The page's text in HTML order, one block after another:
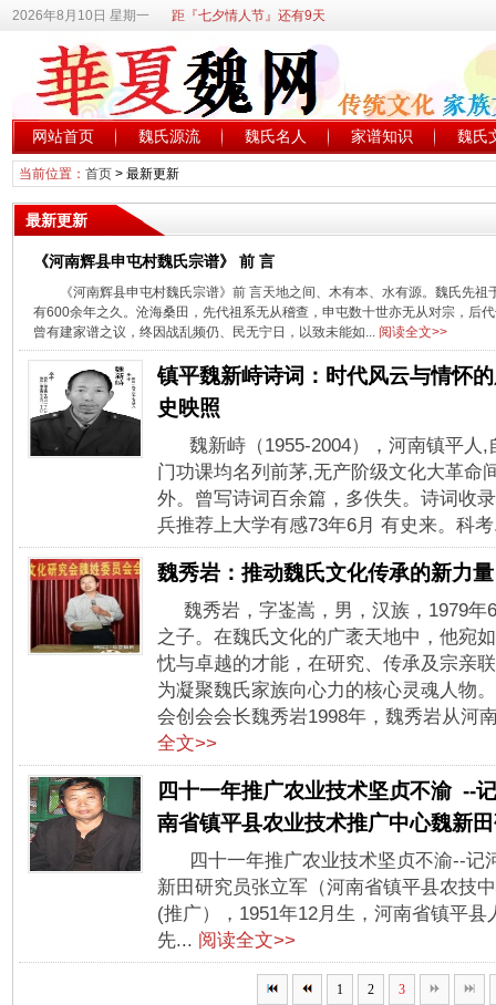
2026年8月10日 星期一 距『七夕情人节』还有9天
网站首页 魏氏源流 魏氏名人 家谱知识 魏氏
当前位置： 首页> 最新更新
最新更新
《河南辉县申屯村魏氏宗谱》 前 言
《河南辉县申屯村魏氏宗谱》前 言天地之间、木有本、水有源。魏氏先
有600余年之久。沧海桑田，先代祖系无从稽查，申屯数十世亦无从对宗，后
曾有建家谱之议，终因战乱频仍、民无宁日，以致未能如... 阅读全文>>
镇平魏新峙诗词：时代风云与情怀
史映照
魏新峙（1955-2004），河南镇平人
门功课均名列前茅,无产阶级文化大革命
外。曾写诗词百余篇，多佚失。诗词收
兵推荐上大学有感73年6月 有史来。科
魏秀岩：推动魏氏文化传承的新力量
魏秀岩，字崟嵩，男，汉族，1979
之子。在魏氏文化的广袤天地中，他宛
忱与卓越的才能，在研究、传承及宗亲
为凝聚魏氏家族向心力的核心灵魂人物
会创会会长魏秀岩1998年，魏秀岩从河
全文>>
四十一年推广农业技术坚贞不渝 --
南省镇平县农业技术推广中心魏新
四十一年推广农业技术坚贞不渝--记
新田研究员张立军（河南省镇平县农
(推广），1951年12月生，河南省镇平
先... 阅读全文>>
1 2 3